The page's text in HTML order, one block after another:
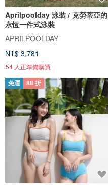
Aprilpoolday 泳裝 / 克勞蒂亞的
永恆一件式泳裝
APRILPOOLDAY
NT$ 3,781
54 人正準備購買
免運 88 折